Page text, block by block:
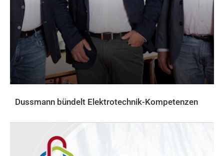
Dussmann bündelt Elektrotechnik-Kompetenzen